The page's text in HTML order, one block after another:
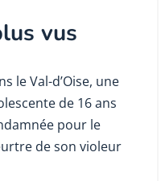
vus
le Val-d’Oise, une
de 16 ans
pour le
de son violeur